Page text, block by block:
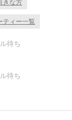
きな方
ティー一覧
待ち
待ち